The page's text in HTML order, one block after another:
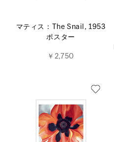
マティス：The Snail, 1953
ポスター
￥2,750